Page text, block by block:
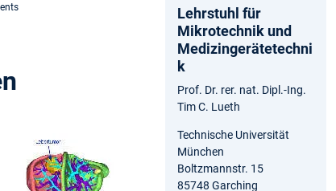
Lehrstuhl für
Mikrotechnik und
Medizingerätetechni
k
Prof. Dr. rer. nat. Dipl.-Ing.
Tim C. Lueth
Technische Universität
München
Boltzmannstr. 15
85748 Garching